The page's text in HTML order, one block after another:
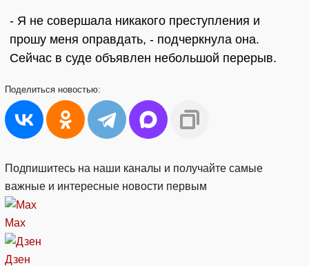
- Я не совершала никакого преступления и
прошу меня оправдать, - подчеркнула она.
Сейчас в суде объявлен небольшой перерыв.
Поделиться новостью:
Подпишитесь на наши каналы и получайте самые
важные и интересные новости первым
Max
Дзен